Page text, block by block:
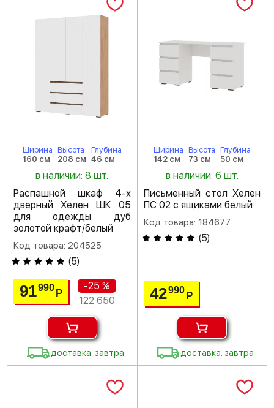
Ширина
160 см
Высота
208 см
Глубина
46 см
в наличии: 8 шт.
Распашной шкаф 4-х
дверный Хелен ШК 05
для одежды дуб
золотой крафт/белый
Код товара: 204525
(5)
91990Р
-25 %
122 650
доставка: завтра
Ширина
142 см
Высота
73 см
Глубина
50 см
в наличии: 6 шт.
Письменный стол Хелен
ПС 02 с ящиками белый
Код товара: 184677
(5)
42990 Р
доставка: завтра